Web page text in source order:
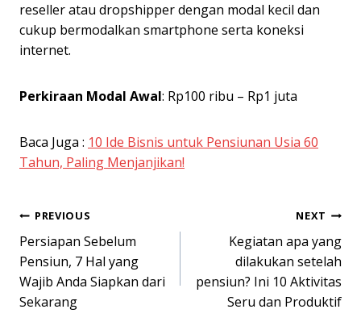
reseller atau dropshipper dengan modal kecil dan
cukup bermodalkan smartphone serta koneksi
internet.
Perkiraan Modal Awal: Rp100 ribu – Rp1 juta
Baca Juga : 10 Ide Bisnis untuk Pensiunan Usia 60
Tahun, Paling Menjanjikan!
Post
navigation
PREVIOUS
Persiapan Sebelum
Pensiun, 7 Hal yang
Wajib Anda Siapkan dari
Sekarang
NEXT
Kegiatan apa yang
dilakukan setelah
pensiun? Ini 10 Aktivitas
Seru dan Produktif